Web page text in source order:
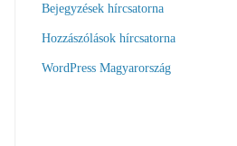
Bejegyzések hírcsatorna
Hozzászólások hírcsatorna
WordPress Magyarország